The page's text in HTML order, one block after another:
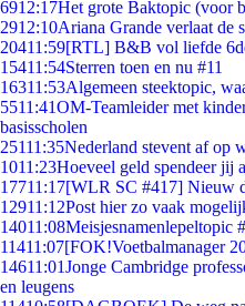
6912:17Het grote Baktopic (voor
2912:10Ariana Grande verlaat de
20411:59[RTL] B&B vol liefde
15411:54Sterren toen en nu #11
16311:53Algemeen steektopic,
5511:41OM-Teamleider met
basisscholen
25111:35Nederland stevent af op
1011:23Hoeveel geld spendeer jij
17711:17[WLR SC #417] Nieuw
12911:12Post hier zo vaak
14011:08
11411:07[FOK!Voetbalmanager
14611:01Jonge Cambridge
en leugens